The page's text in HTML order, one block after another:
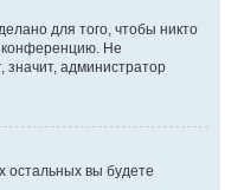
для того, чтобы никто
конференцию. Не
значит, администратор
остальных вы будете